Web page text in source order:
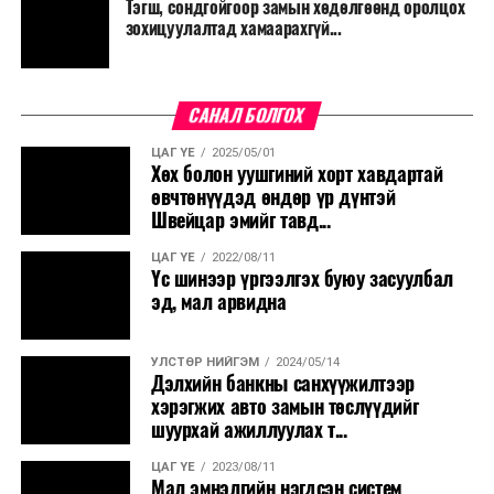
Тэгш, сондгойгоор замын хөдөлгөөнд оролцох
зохицуулалтад хамаарахгүй...
САНАЛ БОЛГОХ
ЦАГ ҮЕ 2025/05/01
Хөх болон уушгиний хорт хавдартай
өвчтөнүүдэд өндөр үр дүнтэй
Швейцар эмийг тавд...
ЦАГ ҮЕ 2022/08/11
Үс шинээр үргээлгэх буюу засуулбал
эд, мал арвидна
УЛСТӨР НИЙГЭМ 2024/05/14
Дэлхийн банкны санхүүжилтээр
хэрэгжих авто замын төслүүдийг
шуурхай ажиллуулах т...
ЦАГ ҮЕ 2023/08/11
Мал эмнэлгийн нэгдсэн систем